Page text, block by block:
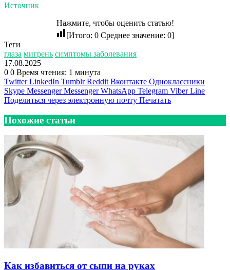
Источник
Нажмите, чтобы оценить статью!
[Итого: 0 Среднее значение: 0]
Теги
глаза мигрень симптомы заболевания
17.08.2025
0 0 Время чтения: 1 минута
Twitter LinkedIn Tumblr Reddit Вконтакте Одноклассники
Skype Messenger Messenger WhatsApp Telegram Viber Line
Поделиться через электронную почту Печатать
Похожие статьи
Как избавиться от сыпи на руках